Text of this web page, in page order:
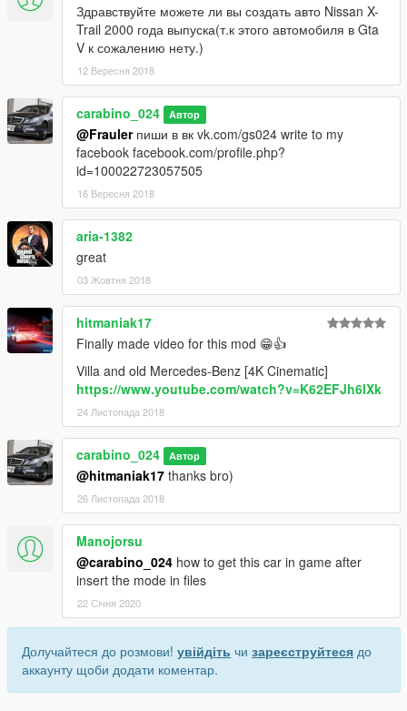
Здравствуйте можете ли вы создать авто Nissan X-
Trail 2000 года выпуска(т.к этого автомобиля в Gta
V к сожалению нету.)
12 Вересня 2018
carabino_024 Автор
@Fraulerпиши в вк vk.com/gs024 write to my
facebook facebook.com/profile.php?
id=100022723057505
16 Вересня 2018
aria-1382
great
03 Жовтня 2018
hitmaniak17
Finally made video for this mod 😁👍
Villa and old Mercedes-Benz [4K Cinematic]
https://www.youtube.com/watch?v=K62EFJh6IXk
24 Листопада 2018
carabino_024 Автор
@hitmaniak17 thanks bro)
26 Листопада 2018
Manojorsu
@carabino_024 how to get this car in game after
insert the mode in files
22 Січня 2020
Долучайтеся до розмови! увійдіть чи зареєструйтеся до
аккаунту щоби додати коментар.